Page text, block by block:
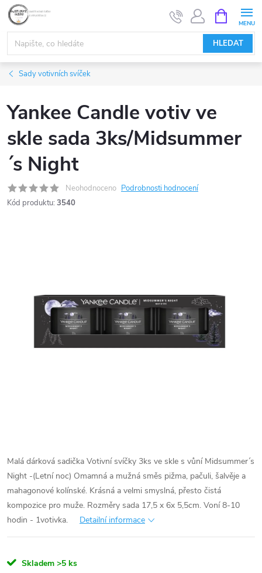
Přejít
obsah
HLEDAT
NÁKUPNÍ
KOŠÍK
Sady votivních svíček
Yankee Candle votiv ve
skle sada 3ks/Midsummer
´s Night
Neohodnoceno Podrobnosti hodnocení
Kód produktu: 3540
Malá dárková sadička Votivní svíčky 3ks ve skle s vůní Midsummer´s
Night -(Letní noc) Omamná a mužná směs pižma, pačuli, šalvěje a
mahagonové kolínské. Krásná a velmi smyslná, přesto čistá
kompozice pro muže. Rozměry sada 17,5 x 6x 5,5cm. Voní 8-10
hodin - 1votivka.
Detailní informace
Skladem >5 ks